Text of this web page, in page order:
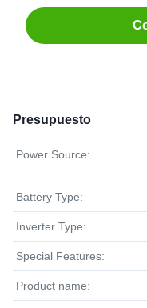
Presupuesto
Power Source:
Battery Type:
Inverter Type:
Special Features:
Product name: